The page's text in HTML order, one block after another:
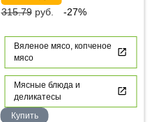
315.79руб. -27%
Вяленое мясо, копченое
мясо
Мясные блюда и
деликатесы
Купить